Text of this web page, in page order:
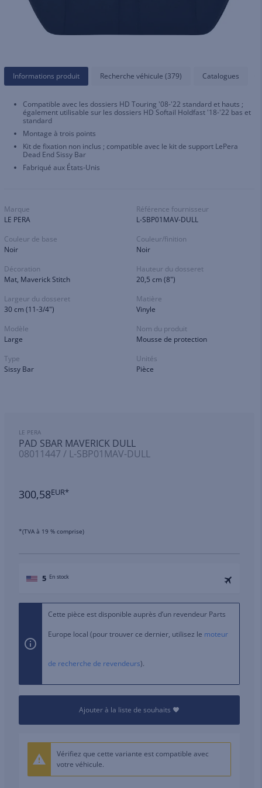
Informations produit Recherche véhicule (379) Catalogues
Compatible avec les dossiers HD Touring '08-'22 standard et hauts ;
également utilisable sur les dossiers HD Softail Holdfast '18-'22 bas et
standard
Montage à trois points
Kit de fixation non inclus ; compatible avec le kit de support LePera
Dead End Sissy Bar
Fabriqué aux États-Unis
Marque
LE PERA
Référence fournisseur
L-SBP01MAV-DULL
Couleur de base
Noir
Couleur/finition
Noir
Décoration
Mat, Maverick Stitch
Hauteur du dosseret
20,5 cm (8")
Largeur du dosseret
30 cm (11-3/4")
Matière
Vinyle
Modèle
Large
Nom du produit
Mousse de protection
Type
Sissy Bar
Unités
Pièce
LE PERA
PAD SBAR MAVERICK DULL
08011447 / L-SBP01MAV-DULL
300,58EUR*
*(TVA à 19 % comprise)
5 En stock
Cette pièce est disponible auprès d’un revendeur Parts
Europe local (pour trouver ce dernier, utilisez le moteur
de recherche de revendeurs).
Ajouter à la liste de souhaits
Vérifiez que cette variante est compatible avec
votre véhicule.